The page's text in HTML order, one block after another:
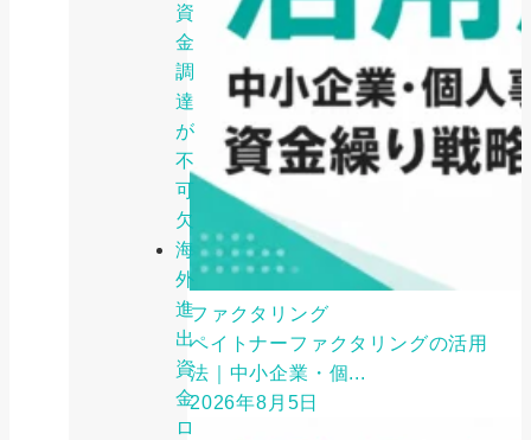
資
金
調
達
が
不
可
欠
海
外
進
出
資
金
ロ
ファクタリング
ペイトナーファクタリングの活用
法｜中小企業・個...
2026年8月5日